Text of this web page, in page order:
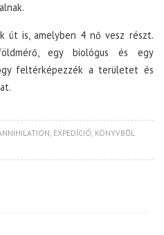
út is, amelyben 4 nő vesz részt.
egy biológus és egy
feltérképezzék a területet és
, EXPEDÍCIÓ, KÖNYVBŐL